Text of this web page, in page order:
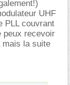
UHF
PLL couvrant
peux recevoir
mais la suite